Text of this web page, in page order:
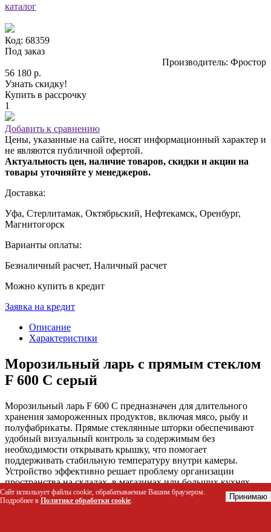
каталог
Код: 68359
Под заказ
Производитель: Фростор
56 180 р.
Узнать скидку!
Купить в рассрочку
1
Добавить к сравнению
Цены, указанные на сайте, носят информационный характер и
не являются публичной офертой.
Актуальность цен, наличие товаров, скидки и акции на
товары уточняйте у менеджеров.
Доставка:
Уфа, Стерлитамак, Октябрьский, Нефтекамск, Оренбург,
Магнитогорск
Варианты оплаты:
Безналичный расчет, Наличный расчет
Можно купить в кредит
Заявка на кредит
Описание
Характеристики
Морозильный ларь с прямым стеклом
F 600 С серый
Морозильный ларь F 600 C предназначен для длительного
хранения замороженных продуктов, включая мясо, рыбу и
полуфабрикаты. Прямые стеклянные шторки обеспечивают
удобный визуальный контроль за содержимым без
необходимости открывать крышку, что помогает
поддерживать стабильную температуру внутри камеры.
Устройство эффективно решает проблему организации
пространства на складах, в магазинах или больших кухнях
благодаря вместительному объему и продуманной системе
хранения.
Сайт использует файлы cookie, обрабатываемые Вашим браузером.
Подробнее в Политике обработки cookie. Принимаю